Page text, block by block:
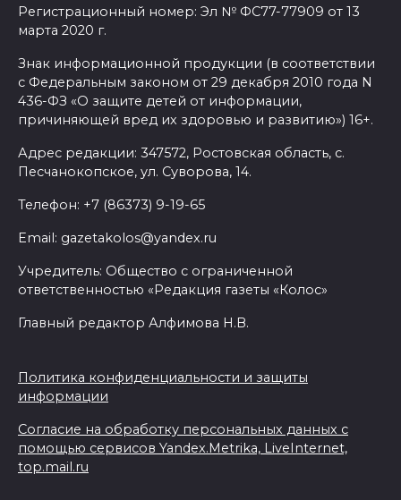
Регистрационный номер: Эл № ФС77-77909 от 13
марта 2020 г.
Знак информационной продукции (в соответствии
с Федеральным законом от 29 декабря 2010 года N
436-ФЗ «О защите детей от информации,
причиняющей вред их здоровью и развитию») 16+.
Адрес редакции: 347572, Ростовская область, с.
Песчанокопское, ул. Суворова, 14.
Телефон: +7 (86373) 9-19-65
Email: gazetakolos@yandex.ru
Учредитель: Общество с ограниченной
ответственностью «Редакция газеты «Колос»
Главный редактор Алфимова Н.В.
Политика конфиденциальности и защиты
информации
Согласие на обработку персональных данных с
помощью сервисов Yandex.Metrika, LiveInternet,
top.mail.ru